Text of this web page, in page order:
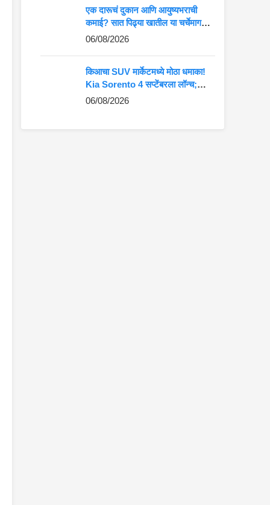
एक दारूचं दुकान आणि आयुष्यभराची
कमाई? सात पिढ्या खातील या चर्चेमागचं
खरं गणित जाणून घ्या
06/08/2026
किआचा SUV मार्केटमध्ये मोठा धमाका!
Kia Sorento 4 सप्टेंबरला लॉन्च;
Fortuner-Kodiaq ला देणार थेट
06/08/2026